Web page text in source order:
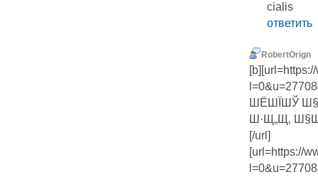
cialis
ответить
RobertOrign
ШЁШЇШЎ
Ш·Щ„Щ‚
[/url]
[url=https://